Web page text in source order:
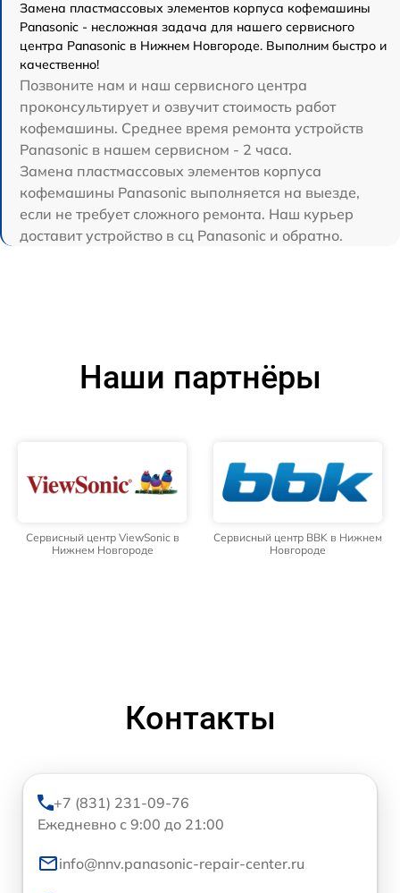
Замена пластмассовых элементов корпуса кофемашины
Panasonic - несложная задача для нашего сервисного
центра Panasonic в Нижнем Новгороде. Выполним быстро и
качественно!
Позвоните нам и наш сервисного центра
проконсультирует и озвучит стоимость работ
кофемашины. Среднее время ремонта устройств
Panasonic в нашем сервисном - 2 часа.
Замена пластмассовых элементов корпуса
кофемашины Panasonic выполняется на выезде,
если не требует сложного ремонта. Наш курьер
доставит устройство в сц Panasonic и обратно.
Наши партнёры
Сервисный центр ViewSonic в
Нижнем Новгороде
Сервисный центр BBK в Нижнем
Новгороде
Контакты
+7 (831) 231-09-76
Ежедневно с 9:00 до 21:00
info@nnv.panasonic-repair-center.ru